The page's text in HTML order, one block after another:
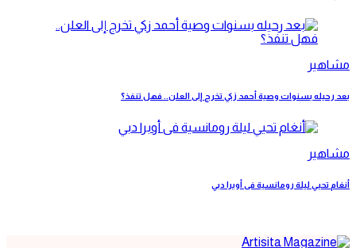
مشاهير
بعد رحيله بسنوات وصية أحمد زكي تخرج إلى العلن.. فهل تنفذ؟
مشاهير
أنغام تحيي ليلة رومانسية فى أوبرا دبي